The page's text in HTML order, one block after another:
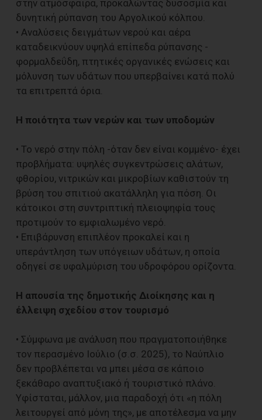
στην ατμόσφαιρα, προκαλώντας δυσοσμία και
δυνητική ρύπανση του Αργολικού κόλπου.
• Αναλύσεις δειγμάτων νερού και αέρα
καταδεικνύουν υψηλά επίπεδα ρύπανσης -
φορμαλδεΰδη, πτητικές οργανικές ενώσεις και
μόλυνση των υδάτων που υπερβαίνει κατά πολύ
τα επιτρεπτά όρια.
Η ποιότητα των νερών και των υποδομών
• Το νερό στην πόλη -όταν δεν είναι κομμένο- έχει
προβλήματα: υψηλές συγκεντρώσεις αλάτων,
φθορίου, νιτρικών και μικροβίων καθιστούν τη
βρύση του σπιτιού ακατάλληλη για πόση. Οι
κάτοικοι στη συντριπτική πλειοψηφία τους
προτιμούν το εμφιαλωμένο νερό.
• Επιβάρυνση επιπλέον προκαλεί και η
υπεράντληση των υπόγειων υδάτων, η οποία
οδηγεί σε υφαλμύριση του υδροφόρου ορίζοντα.
Η απουσία της δημοτικής Διοίκησης και η
έλλειψη σχεδίου στον τουρισμό
• Σύμφωνα με ανάλυση που πραγματοποιήθηκε
τον περασμένο Ιούλιο (σ.σ. 2025), το Ναύπλιο
δεν προβλέπεται να μπει μέσα σε κάποιο
ξεκάθαρο αναπτυξιακό ή τουριστικό πλάνο.
Υφίσταται, μάλλον, μια παραδοχή ότι «η πόλη
λειτουργεί από μόνη της», με αποτέλεσμα να μην